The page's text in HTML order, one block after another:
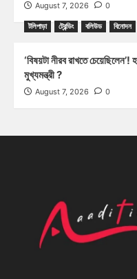
August 7, 2026 0
টলিপাড়া ট্রেন্ডিং বলিউড বিনোদন
‘বিষয়টা নীরব রাখতে
মুখ্যমন্ত্রী ?
August 7, 2026 0